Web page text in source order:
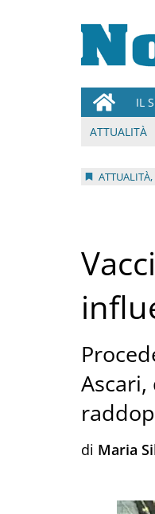
IL
ATTUALITÀ
di Maria